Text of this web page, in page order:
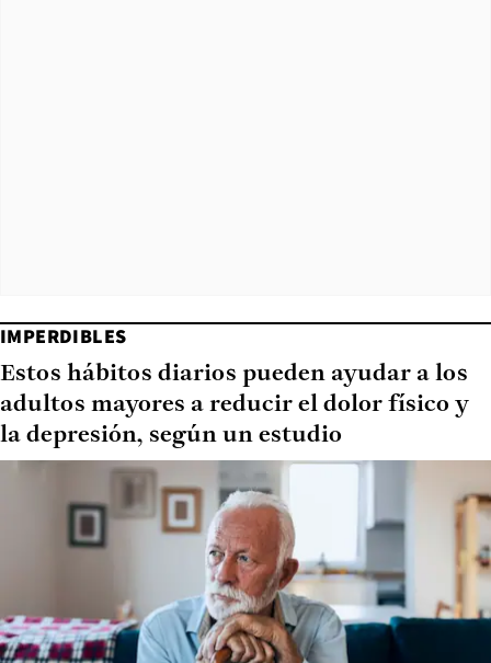
IMPERDIBLES
Estos hábitos diarios pueden ayudar a los
adultos mayores a reducir el dolor físico y
la depresión, según un estudio